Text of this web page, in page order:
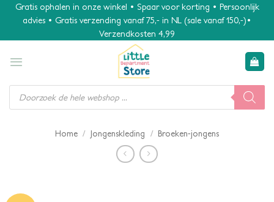
Gratis ophalen in onze winkel • Spaar voor korting • Persoonlijk
advies • Gratis verzending vanaf 75,- in NL (sale vanaf 150,-)•
Verzendkosten 4,99
Producten
zoeken
Home / Jongenskleding / Broeken-jongens